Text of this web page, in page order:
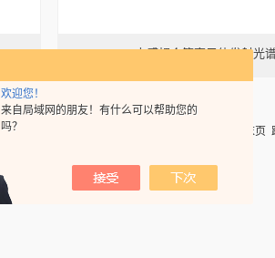
欢迎您！
来自局域网的朋友！有什么可以帮助您的
吗？
Prodigy7 电感耦合等离子体发射光
共 2 条记录，当前 1 / 1 页 首页 上一页 下一页 末页